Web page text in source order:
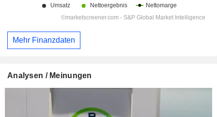
Mehr Finanzdaten
Analysen / Meinungen